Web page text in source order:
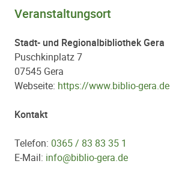
Veranstaltungsort
Stadt- und Regionalbibliothek Gera
Puschkinplatz 7
07545 Gera
Webseite: https://www.biblio-gera.de
Kontakt
Telefon: 0365 / 83 83 35 1
E-Mail: info@biblio-gera.de